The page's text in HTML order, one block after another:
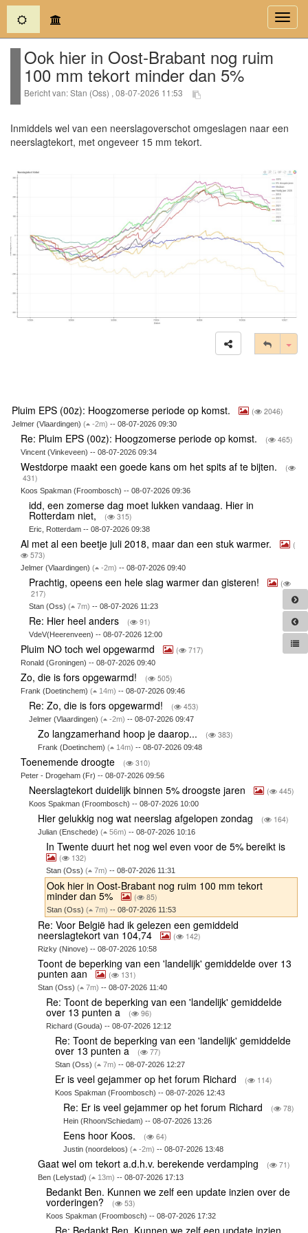
(current)
Ook hier in Oost-Brabant nog ruim
100 mm tekort minder dan 5%
Bericht van: Stan (Oss) , 08-07-2026 11:53
Inmiddels wel van een neerslagoverschot omgeslagen naar een
neerslagtekort, met ongeveer 15 mm tekort.
Pluim EPS (00z): Hoogzomerse periode op komst. ( 2046)
Jelmer (Vlaardingen) ( -2m) -- 08-07-2026 09:30
Re: Pluim EPS (00z): Hoogzomerse periode op komst. ( 465)
Vincent (Vinkeveen) -- 08-07-2026 09:34
Westdorpe maakt een goede kans om het spits af te bijten.
(
431)
Koos Spakman (Froombosch) -- 08-07-2026 09:36
idd, een zomerse dag moet lukken vandaag. Hier in
Rotterdam niet, ( 315)
Eric, Rotterdam -- 08-07-2026 09:38
Al met al een beetje juli 2018, maar dan een stuk warmer.
(
573)
Jelmer (Vlaardingen) ( -2m) -- 08-07-2026 09:40
Prachtig, opeens een hele slag warmer dan gisteren!
(
217)
Stan (Oss)( 7m) -- 08-07-2026 11:23
Re: Hier heel anders ( 91)
VdeV(Heerenveen) -- 08-07-2026 12:00
Pluim NO toch wel opgewarmd ( 717)
Ronald (Groningen) -- 08-07-2026 09:40
Zo, die is fors opgewarmd! ( 505)
Frank (Doetinchem) ( 14m) -- 08-07-2026 09:46
Re: Zo, die is fors opgewarmd! ( 453)
Jelmer (Vlaardingen)( -2m) -- 08-07-2026 09:47
Zo langzamerhand hoop je daarop... ( 383)
Frank (Doetinchem) ( 14m) -- 08-07-2026 09:48
Toenemende droogte ( 310)
Peter - Drogeham (Fr) -- 08-07-2026 09:56
Neerslagtekort duidelijk binnen 5% droogste jaren ( 445)
Koos Spakman (Froombosch) -- 08-07-2026 10:00
Hier gelukkig nog wat neerslag afgelopen zondag ( 164)
Julian (Enschede) ( 56m) -- 08-07-2026 10:16
In Twente duurt het nog wel even voor de 5% bereikt is
( 132)
Stan (Oss)( 7m) -- 08-07-2026 11:31
Ook hier in Oost-Brabant nog ruim 100 mm tekort
minder dan 5% ( 85)
Stan (Oss)( 7m) -- 08-07-2026 11:53
Re: Voor België had ik gelezen een gemiddeld
neerslagtekort van 104,74 ( 142)
Rizky (Ninove) -- 08-07-2026 10:58
Toont de beperking van een 'landelijk' gemiddelde over 13
punten aan ( 131)
Stan (Oss) ( 7m) -- 08-07-2026 11:40
Re: Toont de beperking van een 'landelijk' gemiddelde
over 13 punten a ( 96)
Richard (Gouda) -- 08-07-2026 12:12
Re: Toont de beperking van een 'landelijk' gemiddelde
over 13 punten a ( 77)
Stan (Oss) ( 7m) -- 08-07-2026 12:27
Er is veel gejammer op het forum Richard ( 114)
Koos Spakman (Froombosch) -- 08-07-2026 12:43
Re: Er is veel gejammer op het forum Richard ( 78)
Hein (Rhoon/Schiedam) -- 08-07-2026 13:26
Eens hoor Koos. ( 64)
Justin (noordeloos)( -2m) -- 08-07-2026 13:48
Gaat wel om tekort a.d.h.v. berekende verdamping ( 71)
Ben (Lelystad) ( 13m) -- 08-07-2026 17:13
Bedankt Ben. Kunnen we zelf een update inzien over de
vorderingen? ( 53)
Koos Spakman (Froombosch) -- 08-07-2026 17:32
Re: Bedankt Ben. Kunnen we zelf een update inzien